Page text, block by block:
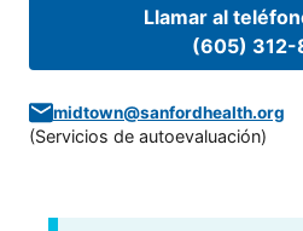
Llamar al
(605)
midtown@sanfordhealth.org
(Servicios de autoevaluación)